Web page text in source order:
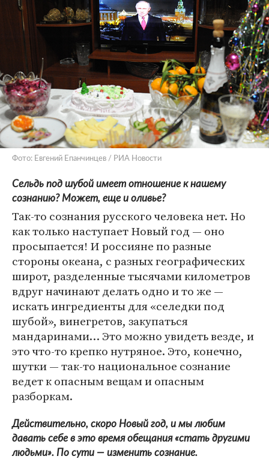
Фото: Евгений Епанчинцев / РИА Новости
Сельдь под шубой имеет отношение к нашему
сознанию? Может, еще и оливье?
Так-то сознания русского человека нет. Но
как только наступает Новый год — оно
просыпается! И россияне по разные
стороны океана, с разных географических
широт, разделенные тысячами километров
вдруг начинают делать одно и то же —
искать ингредиенты для «селедки под
шубой», винегретов, закупаться
мандаринами… Это можно увидеть везде, и
это что-то крепко нутряное. Это, конечно,
шутки — так-то национальное сознание
ведет к опасным вещам и опасным
разборкам.
Действительно, скоро Новый год, и мы любим
давать себе в это время обещания «стать другими
людьми». По сути — изменить сознание.